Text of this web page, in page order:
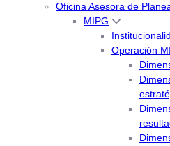
Oficina Asesora de
MIPG
Operación